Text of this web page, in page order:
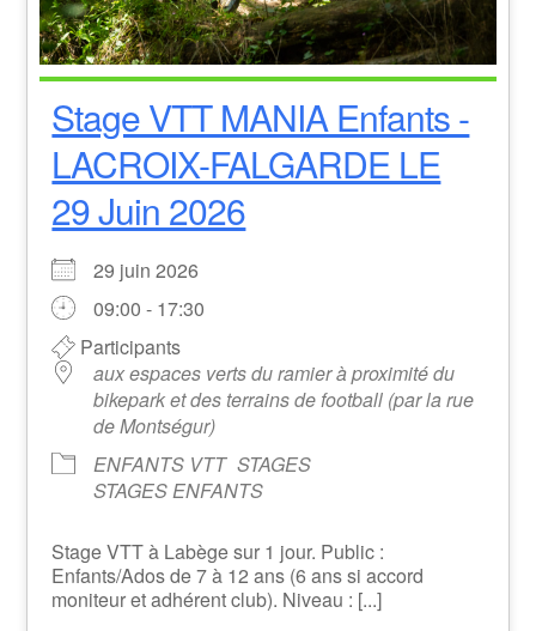
Stage VTT MANIA Enfants -
LACROIX-FALGARDE LE
29 Juin 2026
29 juin 2026
09:00 - 17:30
Participants
aux espaces verts du ramier à proximité du
bikepark et des terrains de football (par la rue
de Montségur)
ENFANTS VTT STAGES
STAGES ENFANTS
Stage VTT à Labège sur 1 jour. Public :
Enfants/Ados de 7 à 12 ans (6 ans si accord
moniteur et adhérent club). Niveau : [...]